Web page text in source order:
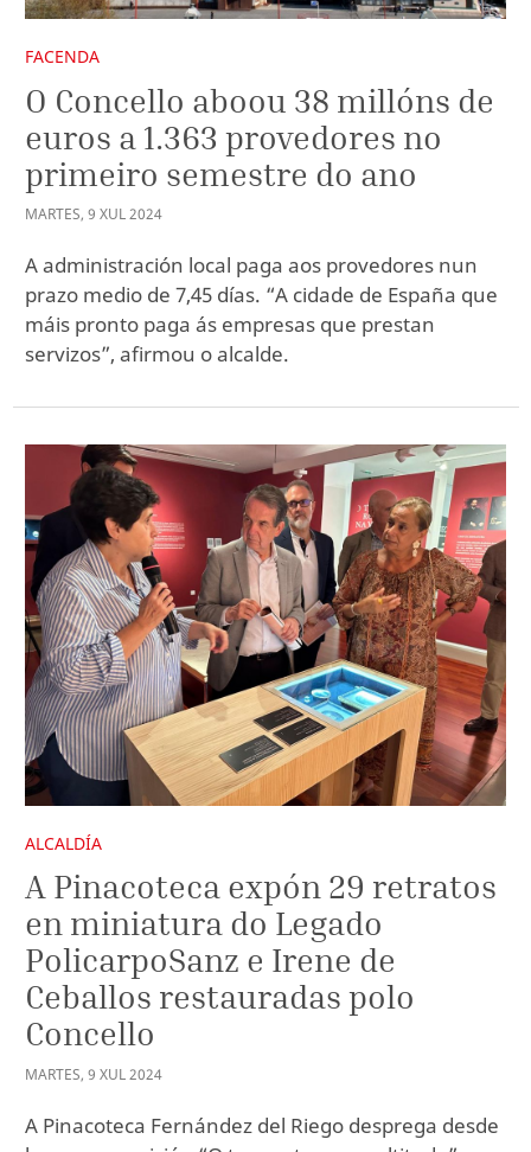
FACENDA
O Concello aboou 38 millóns de
euros a 1.363 provedores no
primeiro semestre do ano
MARTES, 9 XUL2024
A administración local paga aos provedores nun
prazo medio de 7,45 días. “A cidade de España que
máis pronto paga ás empresas que prestan
servizos”, afirmou o alcalde.
ALCALDÍA
A Pinacoteca expón 29 retratos
en miniatura do Legado
PolicarpoSanz e Irene de
Ceballos restauradas polo
Concello
MARTES, 9 XUL2024
A Pinacoteca Fernández del Riego desprega desde